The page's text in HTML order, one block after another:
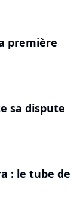
première
sa dispute
: le tube de